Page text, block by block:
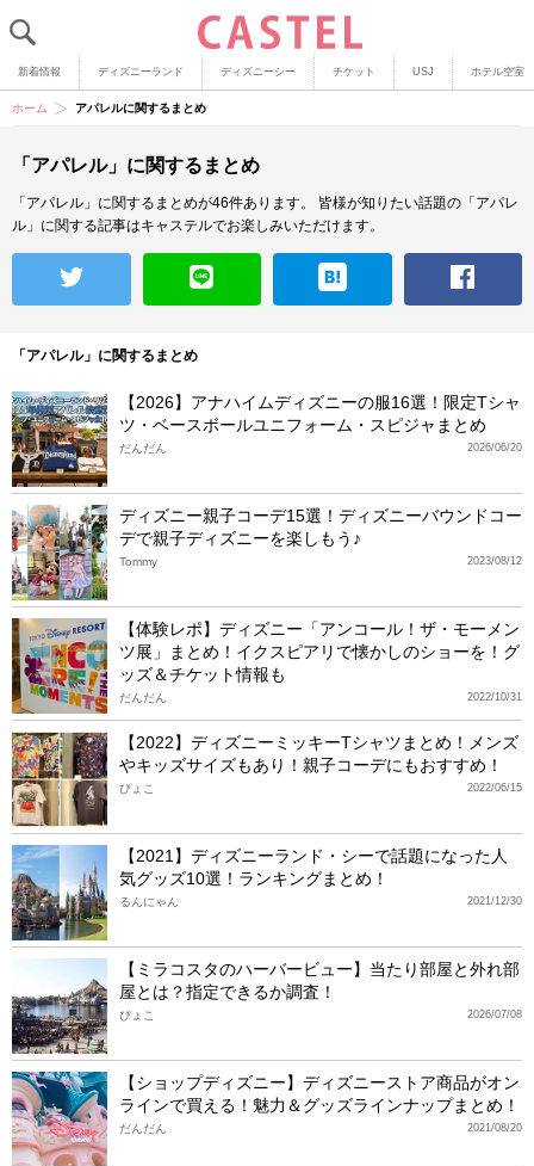
新着情報 ディズニーランド ディズニーシー チケット USJ ホテル空室
ホーム アパレルに関するまとめ
「アパレル」に関するまとめ
「アパレル」に関するまとめが46件あります。
皆様が知りたい話題の「アパレ
ル」に関する記事はキャステルでお楽しみいただけます。
「アパレル」に関するまとめ
【2026】アナハイムディズニーの服16選！限定Tシャ
ツ・ベースボールユニフォーム・スピジャまとめ
2026/06/20
だんだん
ディズニー親子コーデ15選！ディズニーバウンドコー
デで親子ディズニーを楽しもう♪
2023/08/12
Tommy
【体験レポ】ディズニー「アンコール！ザ・モーメン
ツ展」まとめ！イクスピアリで懐かしのショーを！グ
ッズ＆チケット情報も
2022/10/31
だんだん
【2022】ディズニーミッキーTシャツまとめ！メンズ
やキッズサイズもあり！親子コーデにもおすすめ！
2022/06/15
ぴょこ
【2021】ディズニーランド・シーで話題になった人
気グッズ10選！ランキングまとめ！
2021/12/30
るんにゃん
【ミラコスタのハーバービュー】当たり部屋と外れ部
屋とは？指定できるか調査！
2026/07/08
ぴょこ
【ショップディズニー】ディズニーストア商品がオン
ラインで買える！魅力＆グッズラインナップまとめ！
2021/08/20
だんだん